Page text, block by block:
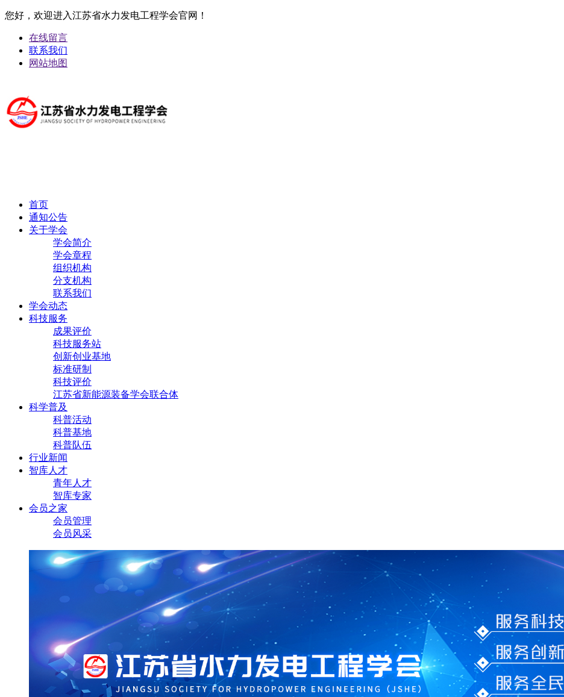
您好，欢迎进入江苏省水力发电工程学会官网！
在线留言
联系我们
网站地图
首页
通知公告
关于学会
学会简介
学会章程
组织机构
分支机构
联系我们
学会动态
科技服务
成果评价
科技服务站
创新创业基地
标准研制
科技评价
江苏省新能源装备学会联合体
科学普及
科普活动
科普基地
科普队伍
行业新闻
智库人才
青年人才
智库专家
会员之家
会员管理
会员风采